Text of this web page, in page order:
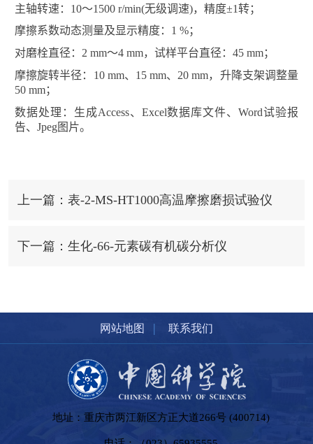
主轴转速： 10～1500 r/min(无级调速)，精度±1转；
摩擦系数动态测量及显示精度： 1 %；
对磨栓直径： 2 mm～4 mm，试样平台直径： 45 mm；
摩擦旋转半径： 10 mm、 15 mm、 20 mm，升降支架调整量
50 mm；
数据处理：生成Access、 Excel数据库文件、Word试验报
告、 Jpeg图片。
上一篇：表-2-MS-HT1000高温摩擦磨损试验仪
下一篇：生化-66-元素碳有机碳分析仪
网站地图 | 联系我们
地址：重庆市两江新区方正大道266号 (400714)